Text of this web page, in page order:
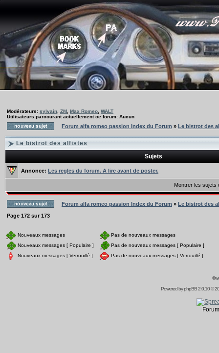
Modérateurs: sylvain ZM Max Romeo WALT
Utilisateurs parcourant actuellement ce forum: Aucun
Forum alfa romeo passion Index du Forum » Le bistrot des
Le bistrot des alfistes
Sujets
Annonce: Les regles du forum. A lire avant de poster.
Montrer les sujets
Forum alfa romeo passion Index du Forum » Le bistrot des
Page 172 sur 173
Nouveaux messages
Pas de nouveaux messages
Nouveaux messages [ Populaire ]
Pas de nouveaux messages [ Populaire ]
Nouveaux messages [ Verrouillé ]
Pas de nouveaux messages [ Verrouillé ]
Powered byphpBB2.0.10 ©